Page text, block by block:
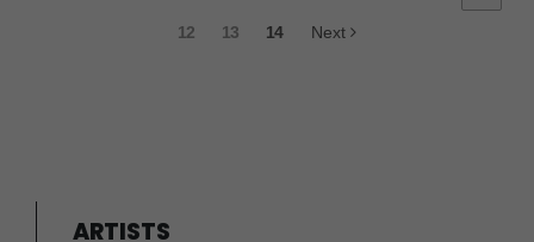
12 13 14 Next
ARTISTS